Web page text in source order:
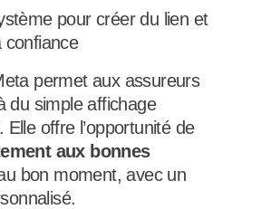
pour créer du lien et
confiance
permet aux assureurs
du simple affichage
Elle offre l’opportunité de
aux bonnes
bon moment, avec un